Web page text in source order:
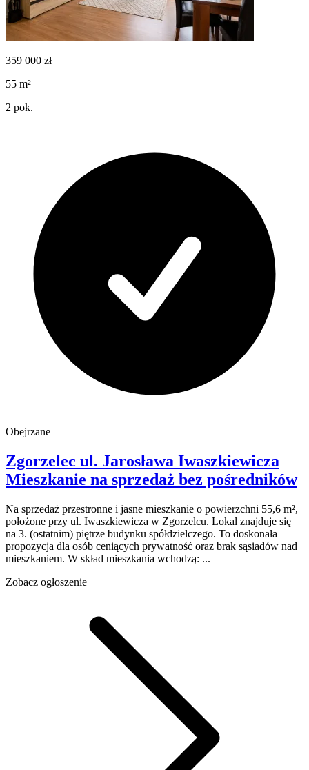
359 000 zł
55 m²
2 pok.
Obejrzane
Zgorzelec ul. Jarosława Iwaszkiewicza
Mieszkanie na sprzedaż bez pośredników
Na sprzedaż przestronne i jasne mieszkanie o powierzchni 55,6 m²,
położone przy ul. Iwaszkiewicza w Zgorzelcu. Lokal znajduje się
na 3. (ostatnim) piętrze budynku spółdzielczego. To doskonała
propozycja dla osób ceniących prywatność oraz brak sąsiadów nad
mieszkaniem. W skład mieszkania wchodzą: ...
Zobacz ogłoszenie